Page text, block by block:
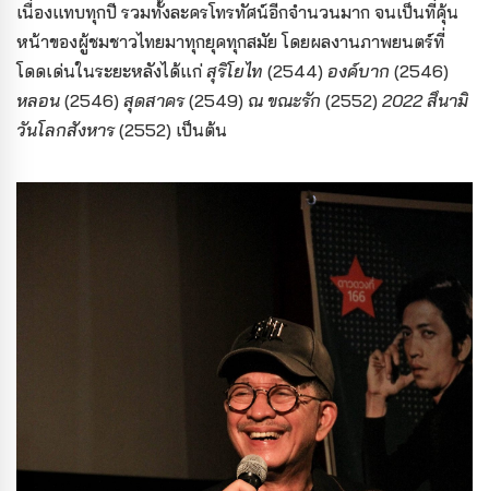
เนื่องแทบทุกปี รวมทั้งละครโทรทัศน์อีกจำนวนมาก จนเป็นที่คุ้น
หน้าของผู้ชมชาวไทยมาทุกยุคทุกสมัย โดยผลงานภาพยนตร์ที่
โดดเด่นในระยะหลังได้แก่สุริโยไท (2544) องค์บาก (2546)
หลอน (2546) สุดสาคร(2549) ณ ขณะรัก (2552) 2022 สึนามิ
วันโลกสังหาร(2552) เป็นต้น